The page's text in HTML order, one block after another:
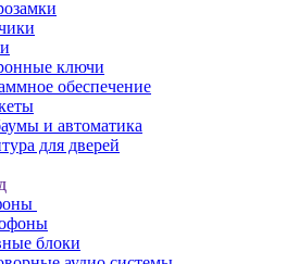
ключи
обеспечение
и автоматика
для дверей
блоки